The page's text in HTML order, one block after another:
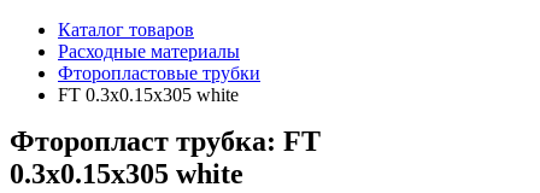
Каталог товаров
Расходные материалы
Фторопластовые трубки
FT 0.3x0.15x305 white
Фторопласт трубка: FT
0.3x0.15x305 white